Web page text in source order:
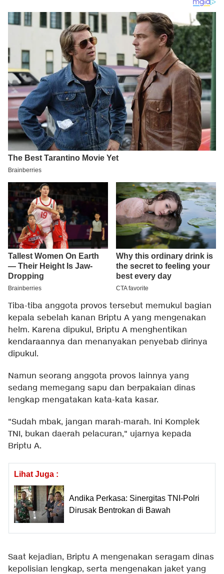
Tiba-tiba anggota provos tersebut memukul bagian
kepala sebelah kanan Briptu A yang mengenakan
helm. Karena dipukul, Briptu A menghentikan
kendaraannya dan menanyakan penyebab dirinya
dipukul.
Namun seorang anggota provos lainnya yang
sedang memegang sapu dan berpakaian dinas
lengkap mengatakan kata-kata kasar.
"Sudah mbak, jangan marah-marah. Ini Komplek
TNI, bukan daerah pelacuran," ujarnya kepada
Briptu A.
Lihat Juga :
Andika Perkasa: Sinergitas TNI-Polri
Dirusak Bentrokan di Bawah
Saat kejadian, Briptu A mengenakan seragam dinas
kepolisian lengkap, serta mengenakan jaket yang